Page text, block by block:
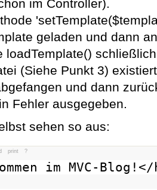
im Controller).
'
geladen und dann
loadTemplate()
(Siehe Punkt 3)
und dann
Fehler ausgegeben.
sehen so aus:
print ?
im MVC-